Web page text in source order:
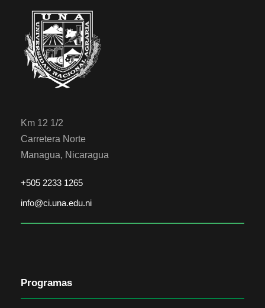
Km 12 1/2
Carretera Norte
Managua, Nicaragua
+505 2233 1265
info@ci.una.edu.ni
Programas